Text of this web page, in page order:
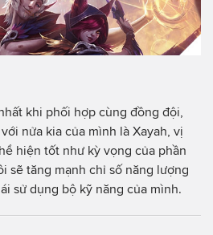
khi phối hợp cùng đồng đội,
nửa kia của mình là Xayah, vị
hiện tốt như kỳ vọng của phần
sẽ tăng mạnh chỉ số năng lượng
sử dụng bộ kỹ năng của mình.